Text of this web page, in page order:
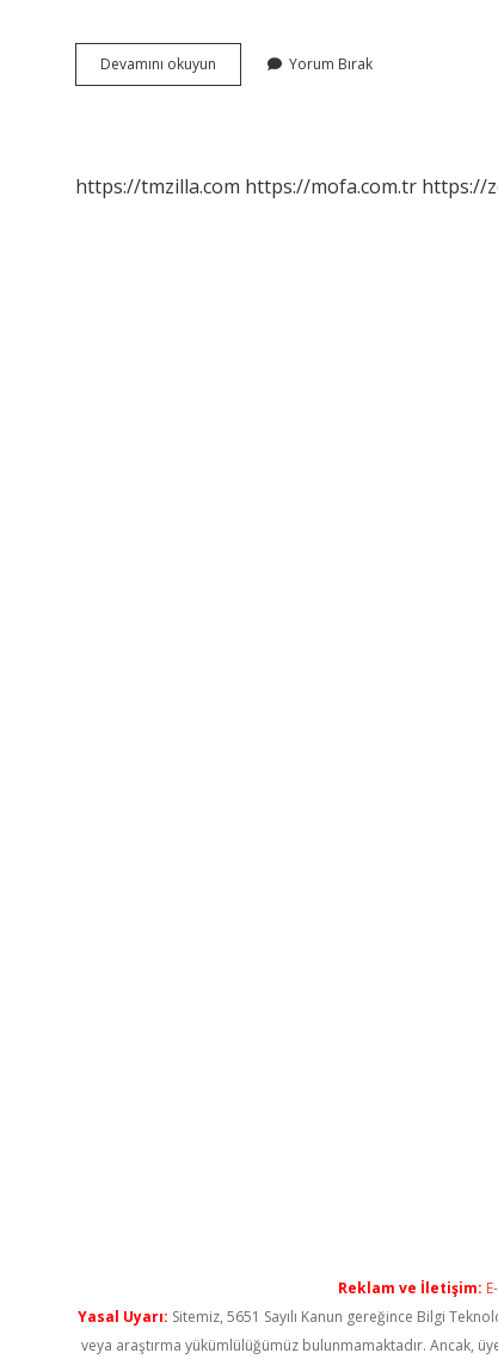
Devamını okuyun Hakimin
Tarafsızlığı
Yorum Bırak
https://tmzilla.com https://mofa.com.tr https://
Reklam ve İletişim:
Yasal Uyarı: Sitemiz, 5651 Sayılı Kanun gereğince Bilgi
veya araştırma yükümlülüğümüz bulunmamaktadır. Ancak,